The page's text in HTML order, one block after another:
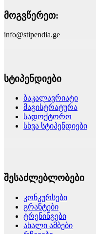
მოგვწერეთ:
info@stipendia.ge
სტიპენდიები
ბაკალავრიატი
მაგისტრატურა
სადოქტორო
სხვა სტიპენდიები
შესაძლებლობები
კონკურსები
გრანტები
ტრენინგები
ახალი ამბები